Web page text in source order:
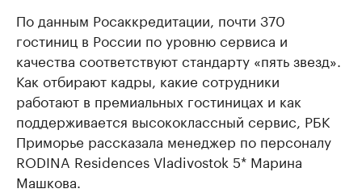
По данным Росаккредитации, почти 370
гостиниц в России по уровню сервиса и
качества соответствуют стандарту «пять звезд».
Как отбирают кадры, какие сотрудники
работают в премиальных гостиницах и как
поддерживается высококлассный сервис, РБК
Приморье рассказала менеджер по персоналу
RODINA Residences Vladivostok 5* Марина
Машкова.